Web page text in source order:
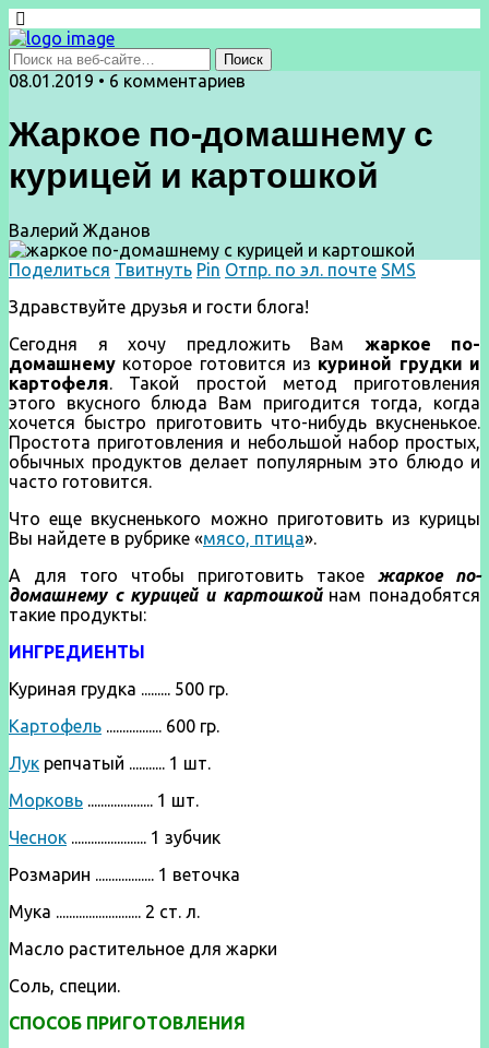
08.01.2019 • 6 комментариев
Жаркое по-домашнему с
курицей и картошкой
Валерий Жданов
Поделиться Твитнуть Pin Отпр. по эл. почте SMS
Здравствуйте друзья и гости блога!
Сегодня я хочу предложить Вам жаркое по-
домашнему которое готовится из куриной грудки и
картофеля. Такой простой метод приготовления
этого вкусного блюда Вам пригодится тогда, когда
хочется быстро приготовить что-нибудь вкусненькое.
Простота приготовления и небольшой набор простых,
обычных продуктов делает популярным это блюдо и
часто готовится.
Что еще вкусненького можно приготовить из курицы
Вы найдете в рубрике «мясо, птица».
А для того чтобы приготовить такое жаркое по-
домашнему с курицей и картошкойнам понадобятся
такие продукты:
ИНГРЕДИЕНТЫ
Куриная грудка ......... 500 гр.
Картофель ................. 600 гр.
Лук репчатый ........... 1 шт.
Морковь .................... 1 шт.
Чеснок ....................... 1 зубчик
Розмарин .................. 1 веточка
Мука .......................... 2 ст. л.
Масло растительное для жарки
Соль, специи.
СПОСОБ ПРИГОТОВЛЕНИЯ